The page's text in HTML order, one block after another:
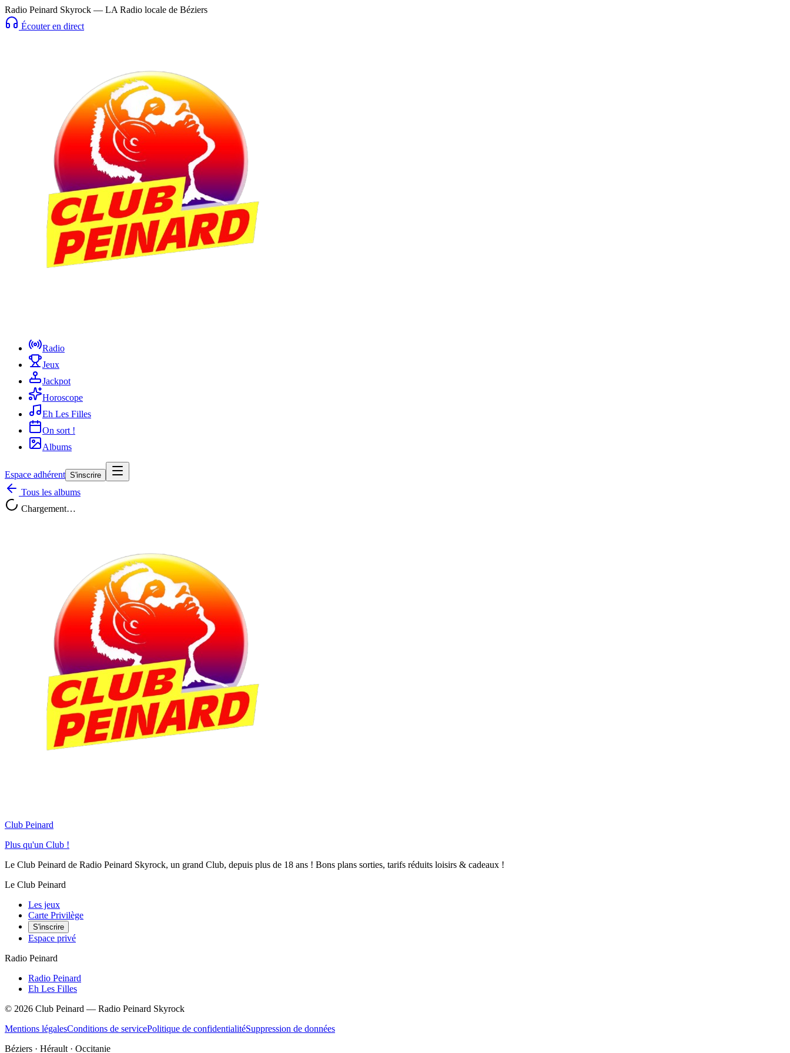
Radio Peinard Skyrock — LA Radio locale de Béziers
Écouter en direct
Radio
Jeux
Jackpot
Horoscope
Eh Les Filles
On sort !
Albums
Espace adhérent S'inscrire
Tous les albums
Chargement…
Club Peinard
Plus qu'un Club !
Le Club Peinard de Radio Peinard Skyrock, un grand Club, depuis plus de 18 ans ! Bons plans sorties, tarifs réduits loisirs & cadeaux !
Le Club Peinard
Les jeux
Carte Privilège
S'inscrire
Espace privé
Radio Peinard
Radio Peinard
Eh Les Filles
© 2026 Club Peinard — Radio Peinard Skyrock
Mentions légalesConditions de servicePolitique de confidentialitéSuppression de données
Béziers · Hérault · Occitanie